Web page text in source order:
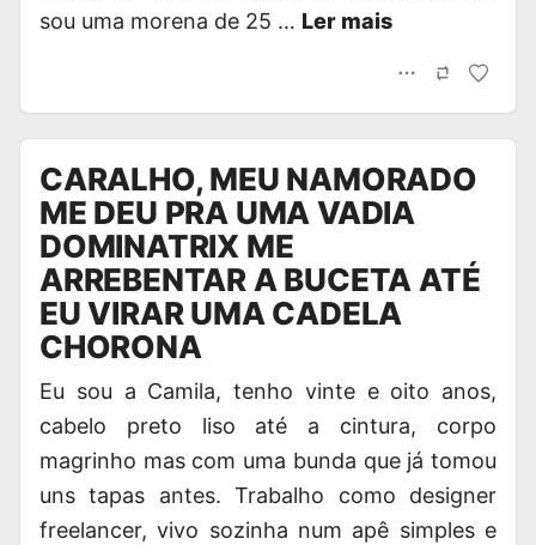
sou uma morena de 25 … Ler mais
CARALHO, MEU NAMORADO
ME DEU PRA UMA VADIA
DOMINATRIX ME
ARREBENTAR A BUCETA ATÉ
EU VIRAR UMA CADELA
CHORONA
Eu sou a Camila, tenho vinte e oito anos,
cabelo preto liso até a cintura, corpo
magrinho mas com uma bunda que já tomou
uns tapas antes. Trabalho como designer
freelancer, vivo sozinha num apê simples e